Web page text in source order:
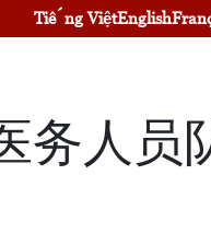
Tiếng ViệtEnglish
务人员